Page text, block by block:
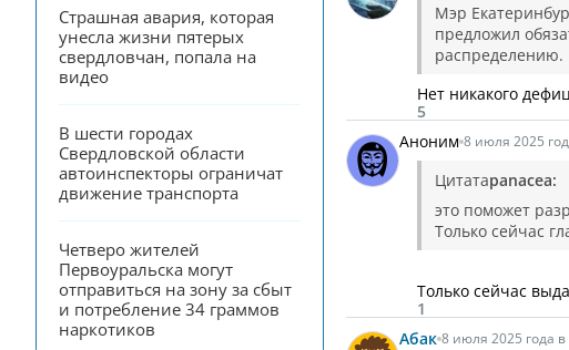
Страшная авария, которая
унесла жизни пятерых
свердловчан, попала на
видео
В шести городах
Свердловской области
автоинспекторы ограничат
движение транспорта
Четверо жителей
Первоуральска могут
отправиться на зону за сбыт
и потребление 34 граммов
наркотиков
Мэр
предложил
распределению.
Нет никакого
5
Аноним 8 июля 2025
Цитатаpanacea:
это поможет
Только сейчас
Только сейчас
1
Абак 8 июля 2025 года в